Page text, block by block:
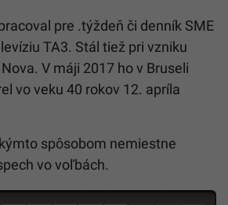
pre .týždeň či denník SME
TA3. Stál tiež pri vzniku
V máji 2017 ho v Bruseli
vo veku 40 rokov 12. apríla
spôsobom nemiestne
vo voľbách.